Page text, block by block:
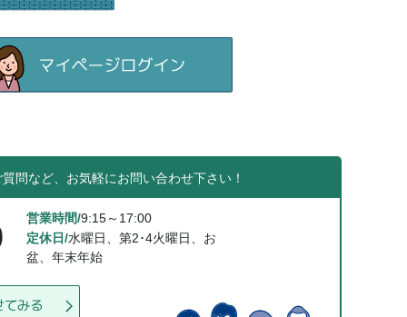
問など、お気軽にお問い合わせ下さい！
営業時間/9:15～17:00
定休日/水曜日、第2･4火曜日、お
盆、年末年始